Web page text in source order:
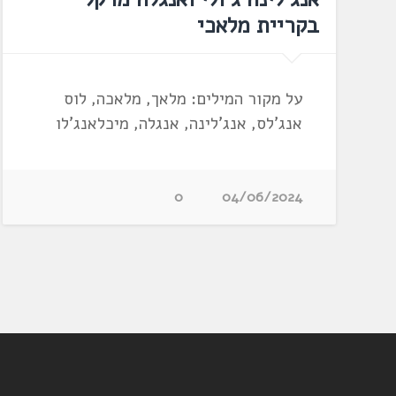
בקריית מלאכי
על מקור המילים: מלאך, מלאכה, לוס
אנג'לס, אנג'לינה, אנגלה, מיכלאנג'לו
04/06/2024
0